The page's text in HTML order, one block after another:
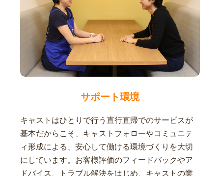
サポート環境
キャストはひとりで行う直行直帰でのサービスが
基本だからこそ、キャストフォローやコミュニテ
ィ形成による、安心して働ける環境づくりを大切
にしています。お客様評価のフィードバックやア
ドバイス、トラブル解決をはじめ、キャストの業